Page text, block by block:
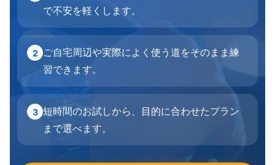
で不安を軽くします。
2
ご自宅周辺や実際によく使う道をそのまま練
習できます。
3 短時間のお試しから、目的に合わせたプラン
まで選べます。